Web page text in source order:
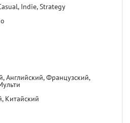
Indie, Strategy
Английский, Французский,
Китайский